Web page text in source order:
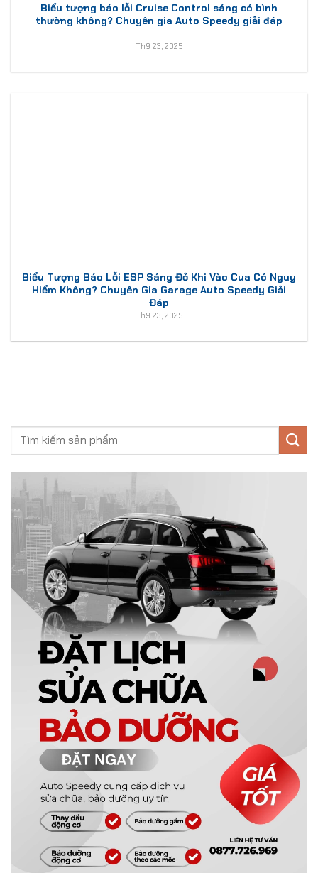
Biểu tượng báo lỗi Cruise Control sáng có bình
thường không? Chuyên gia Auto Speedy giải đáp
Th9 23, 2025
Biểu Tượng Báo Lỗi ESP Sáng Đỏ Khi Vào Cua Có Nguy
Hiểm Không? Chuyên Gia Garage Auto Speedy Giải
Đáp
Th9 23, 2025